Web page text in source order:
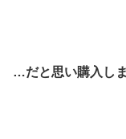
…だと思い購入し